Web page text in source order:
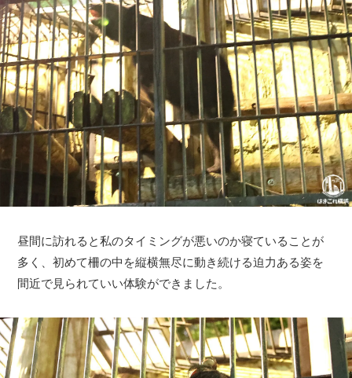
昼間に訪れると私のタイミングが悪いのか寝ていることが
多く、初めて柵の中を縦横無尽に動き続ける迫力ある姿を
間近で見られていい体験ができました。